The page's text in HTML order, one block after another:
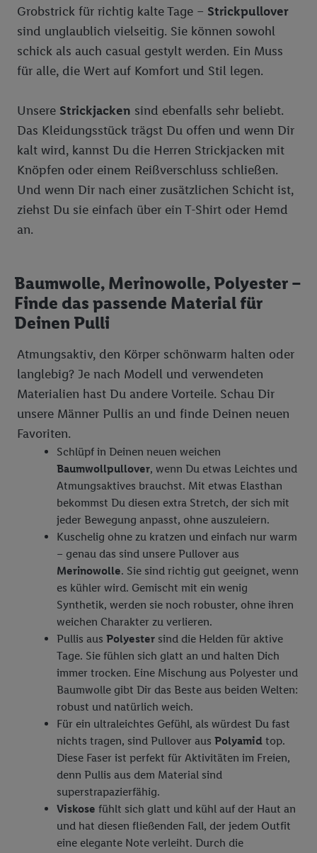
Grobstrick für richtig kalte Tage – Strickpullover
sind unglaublich vielseitig. Sie können sowohl
schick als auch casual gestylt werden. Ein Muss
für alle, die Wert auf Komfort und Stil legen.
Unsere Strickjacken sind ebenfalls sehr beliebt.
Das Kleidungsstück trägst Du offen und wenn Dir
kalt wird, kannst Du die Herren Strickjacken mit
Knöpfen oder einem Reißverschluss schließen.
Und wenn Dir nach einer zusätzlichen Schicht ist,
ziehst Du sie einfach über ein T-Shirt oder Hemd
an.
Baumwolle, Merinowolle, Polyester –
Finde das passende Material für
Deinen Pulli
Atmungsaktiv, den Körper schönwarm halten oder
langlebig? Je nach Modell und verwendeten
Materialien hast Du andere Vorteile. Schau Dir
unsere Männer Pullis an und finde Deinen neuen
Favoriten.
Schlüpf in Deinen neuen weichen
Baumwollpullover, wenn Du etwas Leichtes und
Atmungsaktives brauchst. Mit etwas Elasthan
bekommst Du diesen extra Stretch, der sich mit
jeder Bewegung anpasst, ohne auszuleiern.
Kuschelig ohne zu kratzen und einfach nur warm
– genau das sind unsere Pullover aus
Merinowolle. Sie sind richtig gut geeignet, wenn
es kühler wird. Gemischt mit ein wenig
Synthetik, werden sie noch robuster, ohne ihren
weichen Charakter zu verlieren.
Pullis aus Polyester sind die Helden für aktive
Tage. Sie fühlen sich glatt an und halten Dich
immer trocken. Eine Mischung aus Polyester und
Baumwolle gibt Dir das Beste aus beiden Welten:
robust und natürlich weich.
Für ein ultraleichtes Gefühl, als würdest Du fast
nichts tragen, sind Pullover aus Polyamid top.
Diese Faser ist perfekt für Aktivitäten im Freien,
denn Pullis aus dem Material sind
superstrapazierfähig.
Viskose fühlt sich glatt und kühl auf der Haut an
und hat diesen fließenden Fall, der jedem Outfit
eine elegante Note verleiht. Durch die
Lidl-Dienste) widerrufen. Weitere Informationen finden Sie in
den Datenschutzbestimmungen von Utiq
Durch einen Klick auf „Ablehnen“ können Sie nur den Einsatz
notwendiger Techniken zulassen. Durch einen Klick auf
„Zustimmen“ stimmen Sie allen Verarbeitungen zu sämtlichen
genannten Partner zu. Weitere Informationen, auch zur
Speicherdauer der Daten und zu Ihrem Recht, Ihre
Einwilligung jederzeit mit Wirkung für die Zukunft zu
widerrufen, finden Sie in unseren
Datenschutzbestimmungen
Die Impressen finden Sie hier.Unter „Anpassen“ können Sie
einzelne Verwendungszwecke oder Partner zulassen; das gilt
auch für die nachfolgend schlagwortartig benannten Zwecke
und Funktionen im Rahmen des Einsatzes des IAB TCF für
von Betrug und Fehlerbehebung, Bereitstellung und Anzeige
von Werbung und Inhalten, Abgleichung und Kombination
von Daten aus unterschiedlichen Quellen, Verknüpfung
verschiedener Endgeräte, Identifikation von Geräten anhand
automatisch übermittelter Informationen, Messung des
Erfolgs von Werbekampagnen durch TTD und Nutzung der
Telekommunikations-basierten Utiq-Technologie für digitales
Marketing, sowie:
Verwendung genauer Standortdaten. Erstellung von
Profilen für personalisierte Werbung. Speichern von oder
Zugriff auf Informationen auf einem Endgerät.
Entwicklung und Verbesserung der Angebote. Analyse
von Zielgruppen durch Statistiken oder Kombinationen
von Daten aus verschiedenen Quellen. Verwendung
reduzierter Daten zur Auswahl von Werbeanzeigen.
Messung der Werbeleistung. Verwendung von Profilen
zur Auswahl personalisierter Werbung.
Liste der Partner (Lieferanten)